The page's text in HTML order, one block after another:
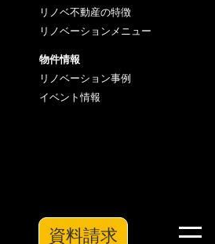
資料請求
リノベ不動産の特徴
リノベーションメニュー
物件情報
リノベーション事例
イベント情報